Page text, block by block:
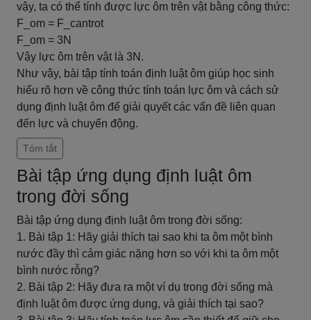
vậy, ta có thể tính được lực ôm trên vật bằng công thức:
F_om = F_cantrot
F_om = 3N
Vậy lực ôm trên vật là 3N.
Như vậy, bài tập tính toán định luật ôm giúp học sinh
hiểu rõ hơn về công thức tính toán lực ôm và cách sử
dụng định luật ôm để giải quyết các vấn đề liên quan
đến lực và chuyển động.
Tóm tắt
Bài tập ứng dụng định luật ôm
trong đời sống
Bài tập ứng dụng định luật ôm trong đời sống:
1. Bài tập 1: Hãy giải thích tại sao khi ta ôm một bình
nước đầy thì cảm giác nặng hơn so với khi ta ôm một
bình nước rỗng?
2. Bài tập 2: Hãy đưa ra một ví dụ trong đời sống mà
định luật ôm được ứng dụng, và giải thích tại sao?